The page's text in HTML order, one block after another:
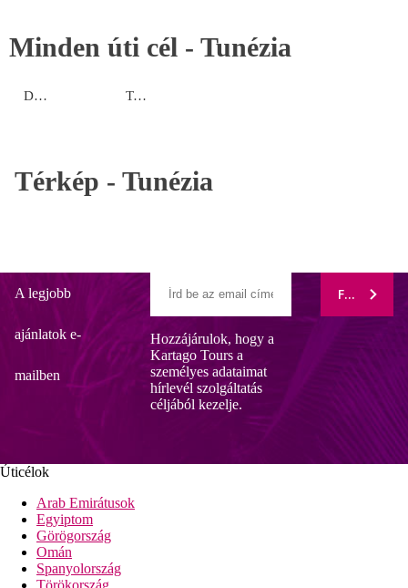
Minden úti cél - Tunézia
Djerba Tunézia (szárazföld)
Térkép - Tunézia
A legjobb
ajánlatok e-
mailben
Hozzájárulok, hogy a
Kartago Tours a
személyes adataimat
hírlevél szolgáltatás
céljából kezelje.
Úticélok
Arab Emirátusok
Egyiptom
Görögország
Omán
Spanyolország
Törökország